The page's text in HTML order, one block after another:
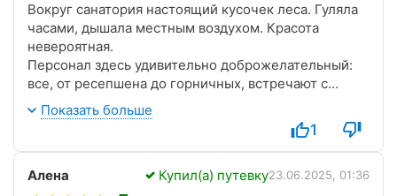
Вокруг санатория настоящий кусочек леса. Гуляла
часами, дышала местным воздухом. Красота
невероятная.
Персонал здесь удивительно доброжелательный:
все, от ресепшена до горничных, встречают с
искренней улыбкой, здороваются, спрашивают о
самочувствии. Чувствуешь себя не просто гостем,
а человеком, о котором действительно заботятся.
В столовой отдельная благодарность поварам и
всем кухонным работникам. Я не ем мясо, и они
Показать больше
1
Алена Купил(а) путевку23.06.2025, 01:36